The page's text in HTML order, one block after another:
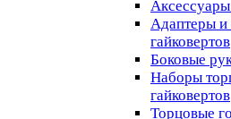
Аксессуары
Адаптеры и
гайковертов
Боковые
Наборы
гайковертов
Торцовые